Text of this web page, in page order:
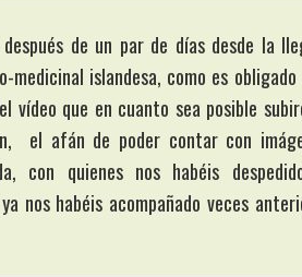
después de un par de días desde la
medicinal islandesa, como es
vídeo que en cuanto sea posible
el afán de poder contar con
con quienes nos habéis
nos habéis acompañado veces